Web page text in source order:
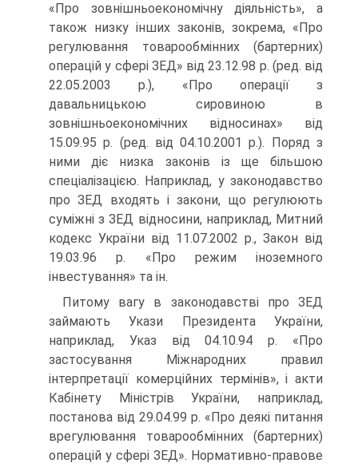
«Про зовнішньоекономічну діяльність», а
також низку інших законів, зокрема, «Про
регулювання товарообмінних (бартер­них)
операцій у сфері ЗЕД» від 23.12.98 р. (ред. від
22.05.2003 р.), «Про операції з
давальницькою сировиною в
зовнішньоекономічних відносинах» від
15.09.95 р. (ред. від 04.10.2001 р.). Поряд з
ними діє низка законів із ще більшою
спеціалізацією. Наприклад, у за­конодавство
про ЗЕД входять і закони, що регулюють
суміжні з ЗЕД відносини, наприклад, Митний
кодекс України від 11.07.2002 р., Закон від
19.03.96 р. «Про режим іноземного
інвестування» та ін.
Питому вагу в законодавстві про ЗЕД
займають Укази Президента України,
наприклад, Указ від 04.10.94 р. «Про
застосування Між­народних правил
інтерпретації комерційних термінів», і акти
Кабі­нету Міністрів України, наприклад,
постанова від 29.04.99 р. «Про деякі питання
врегулювання товарообмінних (бартерних)
операцій у сфері ЗЕД». Нормативно-правове